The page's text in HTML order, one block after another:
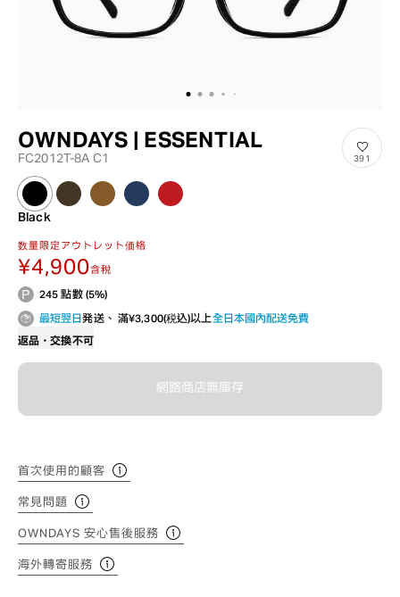
OWNDAYS | ESSENTIAL
FC2012T-8A C1 391
Black
数量限定アウトレット価格
¥4,900含稅
245 點數 (5%)
最短翌日発送、 滿¥3,300(税込)以上全日本國內配送免費
返品・交換不可
網路商店無庫存
首次使用的顧客
常見問題
OWNDAYS 安心售後服務
海外轉寄服務